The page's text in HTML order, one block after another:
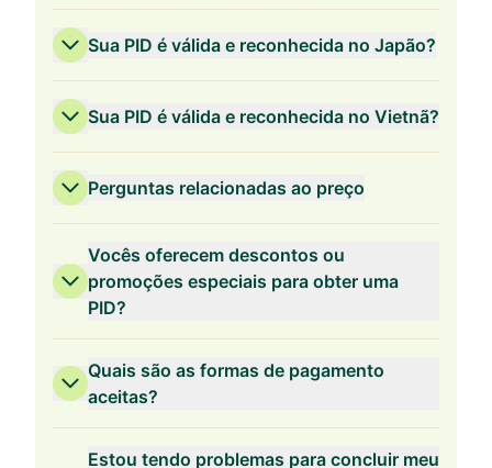
Sua PID é válida e reconhecida no Japão?
Sua PID é válida e reconhecida no Vietnã?
Perguntas relacionadas ao preço
Vocês oferecem descontos ou
promoções especiais para obter uma
PID?
Quais são as formas de pagamento
aceitas?
Estou tendo problemas para concluir meu